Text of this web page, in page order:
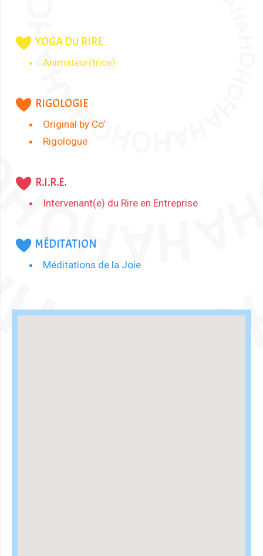
YOGA DU RIRE
Animateur(trice)
RIGOLOGIE
Original by Co’
Rigologue
R.I.R.E.
Intervenant(e) du Rire en Entreprise
MÉDITATION
Méditations de la Joie